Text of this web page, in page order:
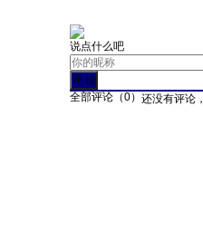
说点什么吧
全部评论（0） 还没有评论